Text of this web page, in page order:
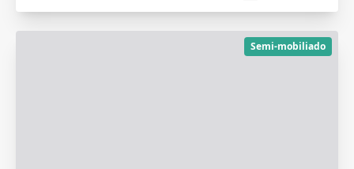
Semi-mobiliado